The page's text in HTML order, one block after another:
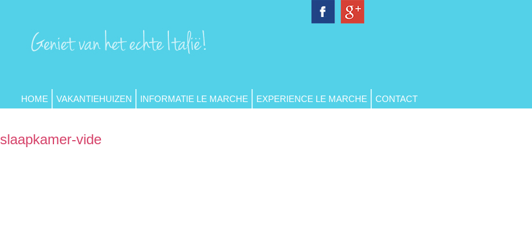
HOME VAKANTIEHUIZEN INFORMATIE LE MARCHE EXPERIENCE LE MARCHE CONTACT
slaapkamer-vide